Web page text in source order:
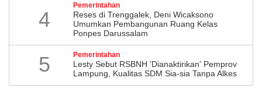
4
Pemerintahan
​Reses di Trenggalek, Deni Wicaksono
Umumkan Pembangunan Ruang Kelas
Ponpes Darussalam
5 Pemerintahan
Lesty Sebut RSBNH 'Dianaktirikan' Pemprov
Lampung, Kualitas SDM Sia-sia Tanpa Alkes